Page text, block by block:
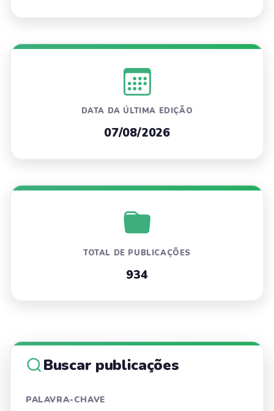
DATA DA ÚLTIMA EDIÇÃO
07/08/2026
TOTAL DE PUBLICAÇÕES
934
Buscar publicações
PALAVRA-CHAVE